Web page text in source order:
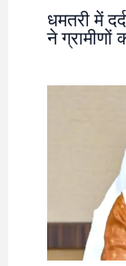
धमतरी में
ने ग्रामीणों